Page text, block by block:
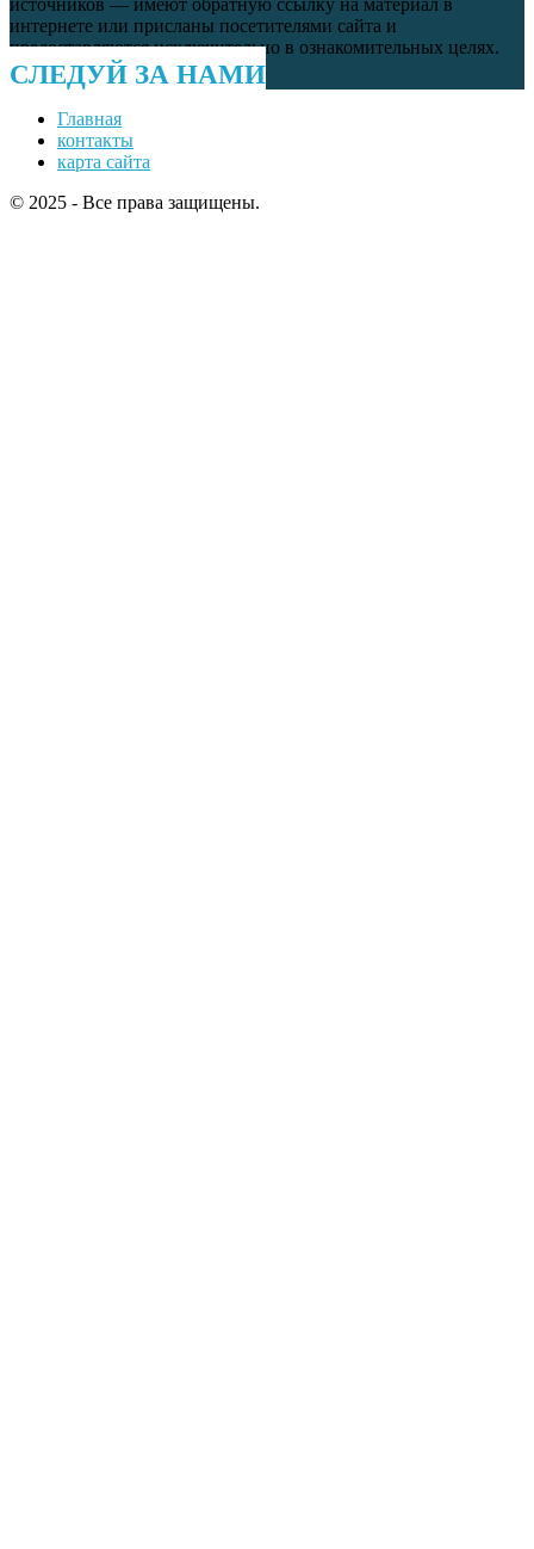
источников — имеют обратную ссылку на материал в
интернете или присланы посетителями сайта и
предоставляются исключительно в ознакомительных целях.
СЛЕДУЙ ЗА НАМИ
Главная
контакты
карта сайта
© 2025 - Все права защищены.